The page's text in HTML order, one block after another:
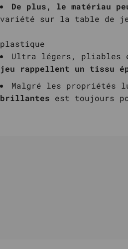
De plus, le matériau
variété sur la table de
plastique
Ultra légers, pliables
jeu rappellent un tissu
Malgré les propriétés
brillantes est toujours